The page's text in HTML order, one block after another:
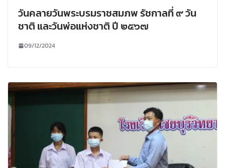
วันคลายวันพระบรมราชสมภพ รัชกาลที่ ๙ วัน
ชาติ และวันพ่อแห่งชาติ ปี ๒๕๖๗
09/12/2024